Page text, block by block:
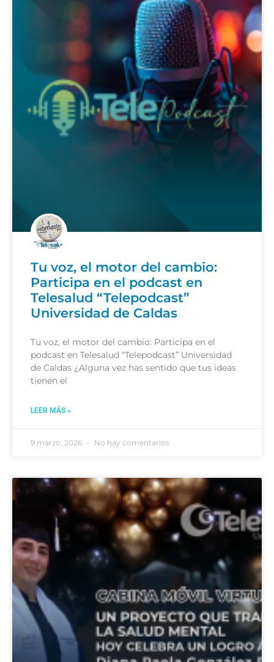
Tu voz, el motor del cambio:
Participa en el podcast en
Telesalud “Telepodcast”
Universidad de Caldas
Tu voz, el motor del cambio: Participa en el
podcast en Telesalud “Telepodcast” Universidad
de Caldas ¿Alguna vez has sentido que tus ideas
tienen el
LEER MÁS »
9 marzo, 2026 No hay comentarios